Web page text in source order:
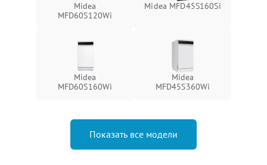
Midea
MFD60S120Wi
Midea MFD45S160Si
Midea
MFD60S160Wi
Midea
MFD45S360Wi
Показать все модели